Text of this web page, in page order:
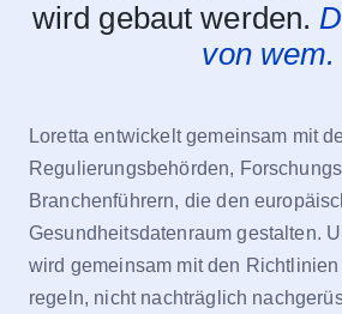
wird gebaut werden.
von wem.
Loretta entwickelt gemeinsam mit
Regulierungsbehörden,
Branchenführern, die den
Gesundheitsdatenraum gestalten.
wird gemeinsam mit den
regeln, nicht nachträglich